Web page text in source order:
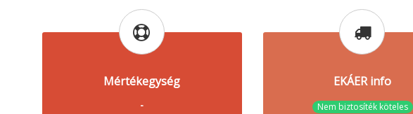
Mértékegység
-
EKÁER info
Nem biztosíték köteles